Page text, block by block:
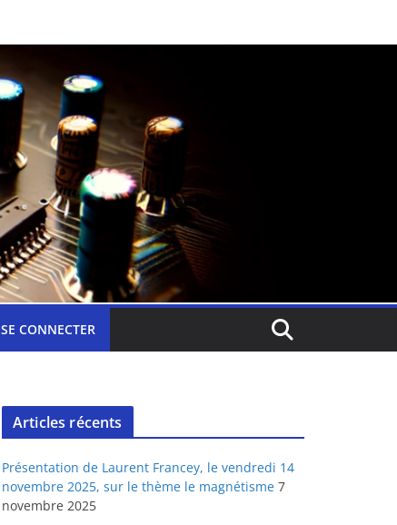
SE CONNECTER
Articles récents
Présentation de Laurent Francey, le vendredi 14
novembre 2025, sur le thème le magnétisme 7
novembre 2025